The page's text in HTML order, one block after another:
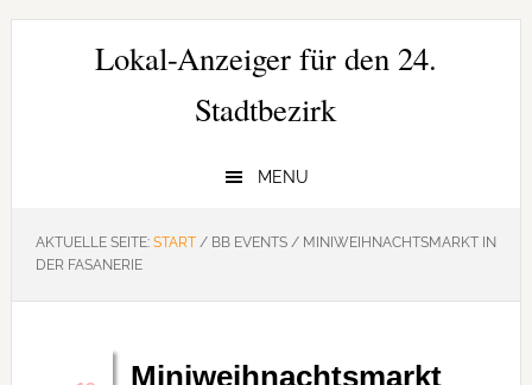
Zur
Hauptnavigation
Zum
Zur
SeitenspalteLokal-Anzeiger für den 24.
Stadtbezirk
MENU
AKTUELLE SEITE: START /BB EVENTS /MINIWEIHNACHTSMARKT IN
DER FASANERIE
Miniweihnachtsmarkt